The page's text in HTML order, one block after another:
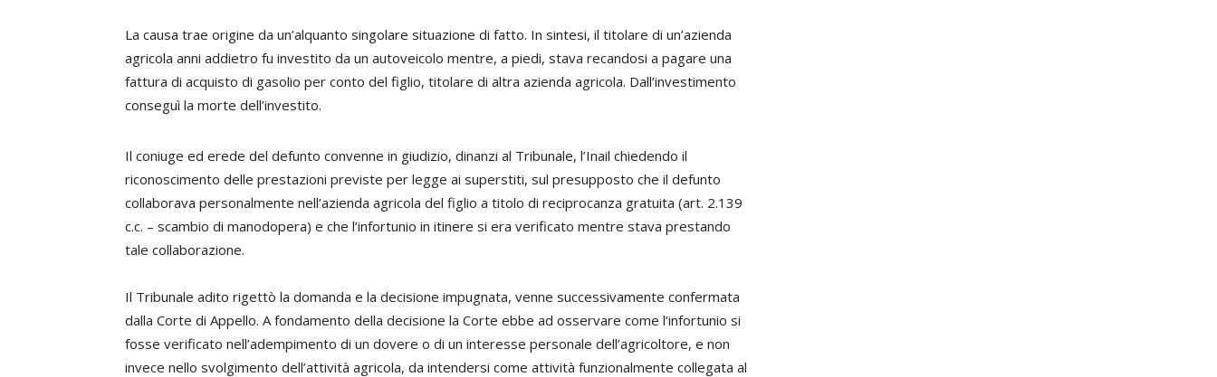
La causa trae origine da un’alquanto singolare situazione di fatto. In sintesi, il titolare di un’azienda
agricola anni addietro fu investito da un autoveicolo mentre, a piedi, stava recandosi a pagare una
fattura di acquisto di gasolio per conto del figlio, titolare di altra azienda agricola. Dall’investimento
conseguì la morte dell’investito.
Il coniuge ed erede del defunto convenne in giudizio, dinanzi al Tribunale, l’Inail chiedendo il
riconoscimento delle prestazioni previste per legge ai superstiti, sul presupposto che il defunto
collaborava personalmente nell’azienda agricola del figlio a titolo di reciprocanza gratuita (art. 2.139
c.c. – scambio di manodopera) e che l’infortunio in itinere si era verificato mentre stava prestando
tale collaborazione.
Il Tribunale adito rigettò la domanda e la decisione impugnata, venne successivamente confermata
dalla Corte di Appello. A fondamento della decisione la Corte ebbe ad osservare come l’infortunio si
fosse verificato nell’adempimento di un dovere o di un interesse personale dell’agricoltore, e non
invece nello svolgimento dell’attività agricola, da intendersi come attività funzionalmente collegata al